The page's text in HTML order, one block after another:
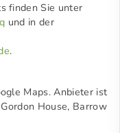
finden Sie unter
und in der
.
Maps. Anbieter ist
House, Barrow